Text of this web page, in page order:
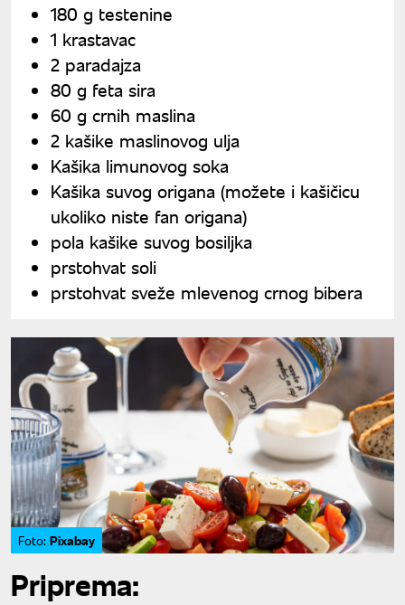
180 g testenine
1 krastavac
2 paradajza
80 g feta sira
60 g crnih maslina
2 kašike maslinovog ulja
Kašika limunovog soka
Kašika suvog origana (možete i kašičicu
ukoliko niste fan origana)
pola kašike suvog bosiljka
prstohvat soli
prstohvat sveže mlevenog crnog bibera
Foto: Pixabay
Priprema: